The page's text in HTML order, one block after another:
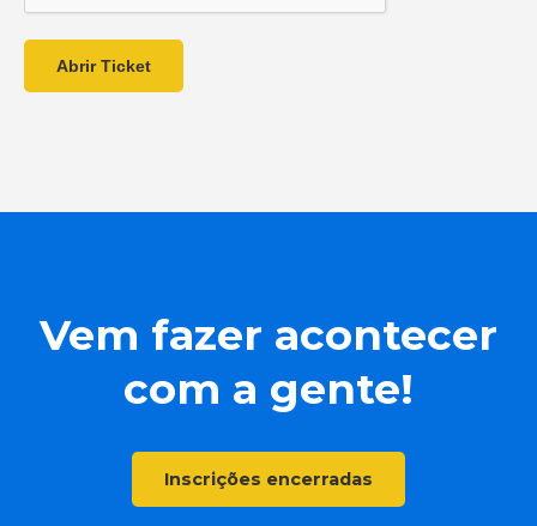
Abrir Ticket
Vem fazer acontecer
com a gente!
Inscrições encerradas